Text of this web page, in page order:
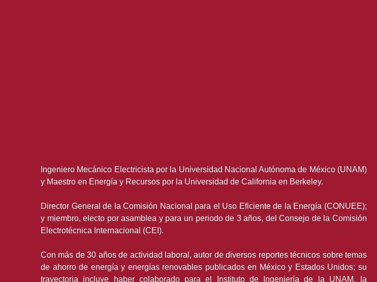
Ingeniero Mecánico Electricista por la Universidad Nacional Autónoma de México (UNAM)
y Maestro en Energía y Recursos por la Universidad de California en Berkeley.
Director General de la Comisión Nacional para el Uso Eficiente de la Energía (CONUEE);
y miembro, electo por asamblea y para un periodo de 3 años, del Consejo de la Comisión
Electrotécnica Internacional (CEI).
Con más de 30 años de actividad laboral, autor de diversos reportes técnicos sobre temas
de ahorro de energía y energías renovables publicados en México y Estados Unidos; su
trayectoria incluye haber colaborado para el Instituto de Ingeniería de la UNAM, la